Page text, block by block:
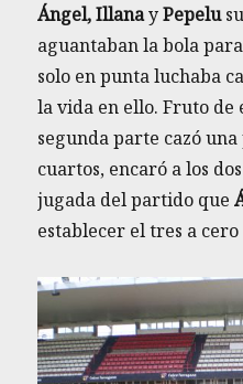
Ángel, IllanayPepelu
aguantaban la bola
solo en punta luchaba
la vida en ello. Fruto de
segunda parte cazó
cuartos, encaró a los
jugada del partido que
establecer el tres a